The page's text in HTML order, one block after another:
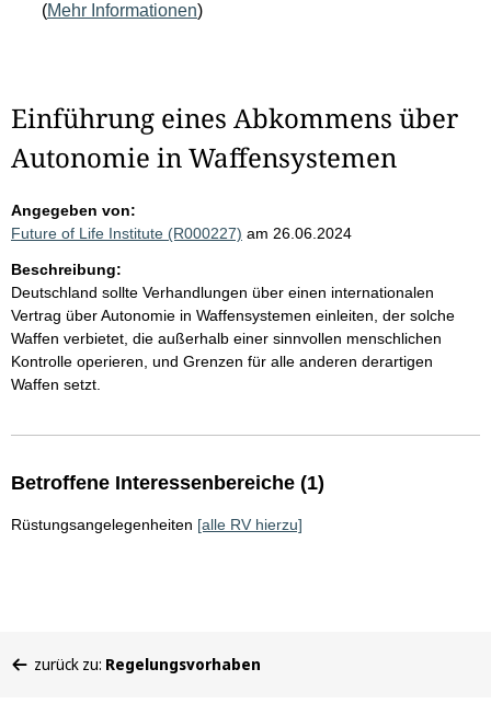
(Mehr Informationen)
Einführung eines Abkommens über
Autonomie in Waffensystemen
Angegeben von:
Future of Life Institute (R000227) am 26.06.2024
Beschreibung:
Deutschland sollte Verhandlungen über einen internationalen
Vertrag über Autonomie in Waffensystemen einleiten, der solche
Waffen verbietet, die außerhalb einer sinnvollen menschlichen
Kontrolle operieren, und Grenzen für alle anderen derartigen
Waffen setzt.
Betroffene Interessenbereiche (1)
Rüstungsangelegenheiten [alle RV hierzu]
befinden
zurück zu: Regelungsvorhaben